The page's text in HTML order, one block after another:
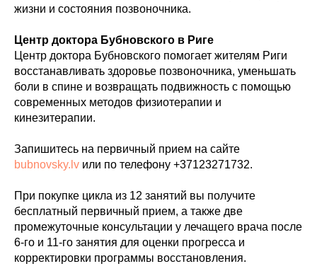
жизни и состояния позвоночника.
Центр доктора Бубновского в Риге
Центр доктора Бубновского помогает жителям Риги
восстанавливать здоровье позвоночника, уменьшать
боли в спине и возвращать подвижность с помощью
современных методов физиотерапии и
кинезитерапии.
Запишитесь на первичный прием на сайте
bubnovsky.lv или по телефону +37123271732.
При покупке цикла из 12 занятий вы получите
бесплатный первичный прием, а также две
промежуточные консультации у лечащего врача после
6-го и 11-го занятия для оценки прогресса и
корректировки программы восстановления.
Записаться
на консультацию
Как вас зовут?*
Эл. адрес*